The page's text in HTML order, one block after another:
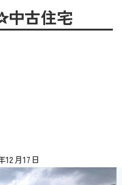
中古住宅
12月17日